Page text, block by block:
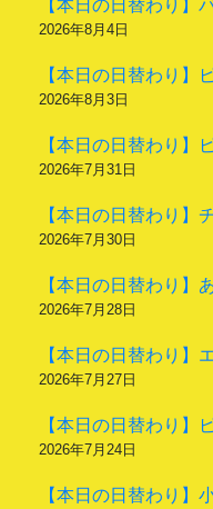
【本日の日替わり】
2026年8月4日
【本日の日替わり】
2026年8月3日
【本日の日替わり】
2026年7月31日
【本日の日替わり】
2026年7月30日
【本日の日替わり】
2026年7月28日
【本日の日替わり】
2026年7月27日
【本日の日替わり】
2026年7月24日
【本日の日替わり】